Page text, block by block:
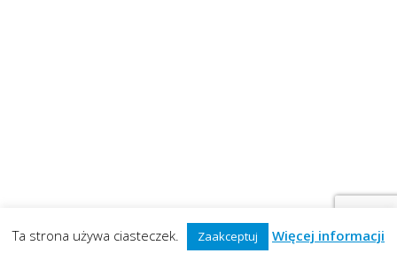
Ta strona używa ciasteczek. Zaakceptuj Więcej informacji